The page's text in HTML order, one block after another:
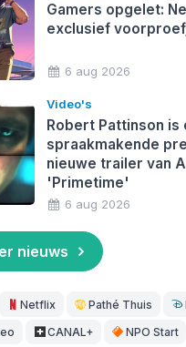
Gamers opgelet:
exclusief
6 aug 2026
Video's
Robert Pattinson is
spraakmakende
nieuwe trailer van
'Primetime'
6 aug 2026
nieuws
Netflix Pathé Thuis
CANAL+ NPO Start